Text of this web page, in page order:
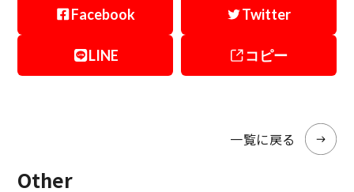
Facebook Twitter
LINE コピー
一覧に戻る
Other